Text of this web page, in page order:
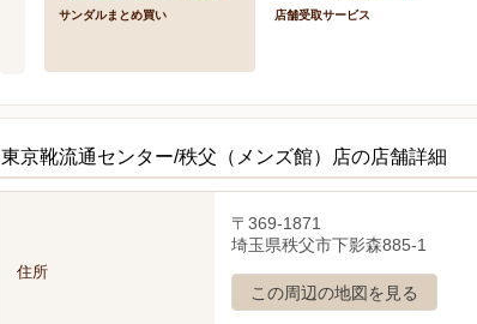
サンダルまとめ買い 店舗受取サービス
東京靴流通センター/秩父（メンズ館）店の店舗詳細
住所
〒369-1871
埼玉県秩父市下影森885-1
この周辺の地図を見る